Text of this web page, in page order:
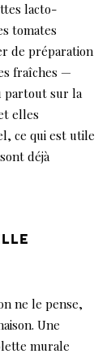
lacto-
tomates
de préparation
fraîches —
partout sur la
elles
ce qui est utile
déjà
ne le pense,
Une
murale